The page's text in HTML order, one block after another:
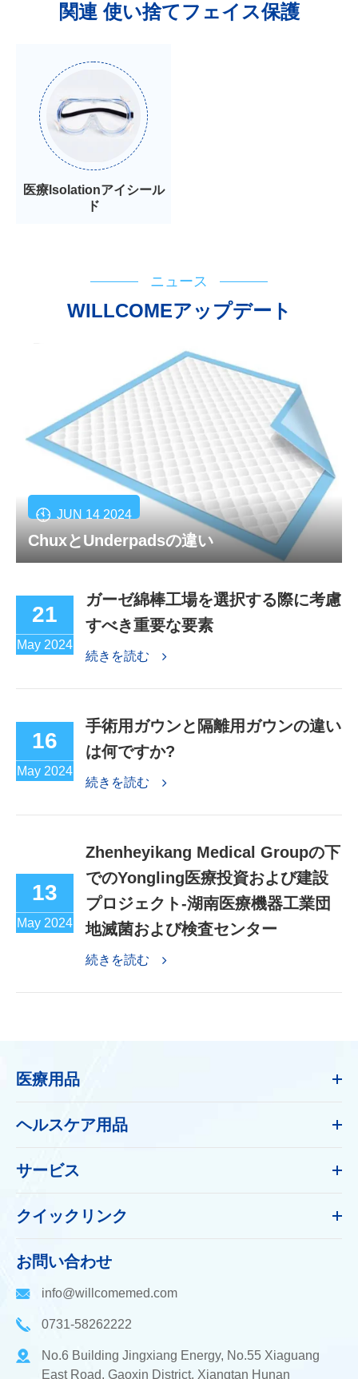
関連 使い捨てフェイス保護
医療lsolationアイシール
ド
ニュース
WILLCOMEアップデート
JUN 14 2024
ChuxとUnderpadsの違い
21
May 2024
ガーゼ綿棒工場を選択する際に考慮
すべき重要な要素
続きを読む
16
May 2024
手術用ガウンと隔離用ガウンの違い
は何ですか?
続きを読む
13
May 2024
Zhenheyikang Medical Groupの下
でのYongling医療投資および建設
プロジェクト-湖南医療機器工業団
地滅菌および検査センター
続きを読む
医療用品
ヘルスケア用品
サービス
クイックリンク
お問い合わせ
info@willcomemed.com
0731-58262222
No.6 Building Jingxiang Energy, No.55 Xiaguang
East Road, Gaoxin District, Xiangtan Hunan